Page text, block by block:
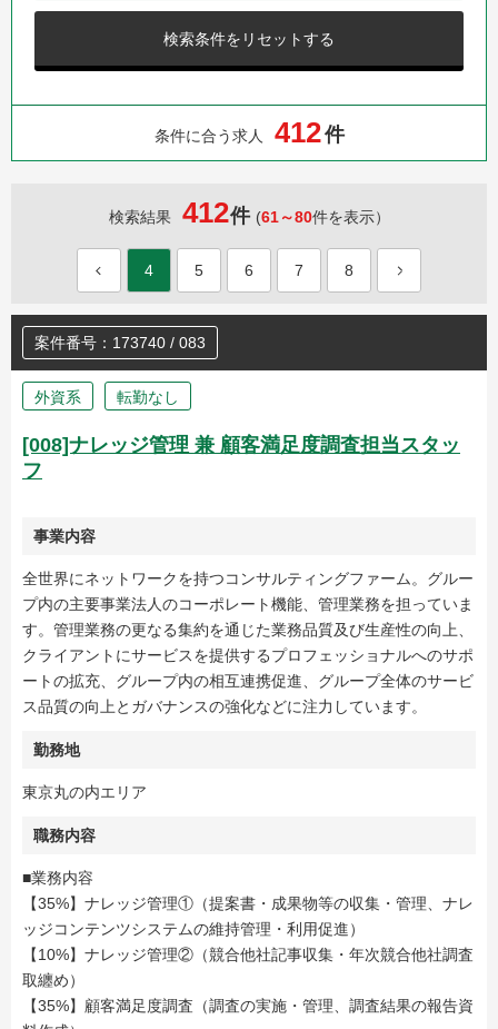
検索条件をリセットする
条件に合う求人 412件
検索結果 412件 (61～80件を表示）
4 5 6 7 8
案件番号：173740 / 083
外資系 転勤なし
[008]ナレッジ管理 兼 顧客満足度調査担当スタッ
フ
事業内容
全世界にネットワークを持つコンサルティングファーム。グルー
プ内の主要事業法人のコーポレート機能、管理業務を担っていま
す。管理業務の更なる集約を通じた業務品質及び生産性の向上、
クライアントにサービスを提供するプロフェッショナルへのサポ
ートの拡充、グループ内の相互連携促進、グループ全体のサービ
ス品質の向上とガバナンスの強化などに注力しています。
勤務地
東京丸の内エリア
職務内容
■業務内容
【35%】ナレッジ管理①（提案書・成果物等の収集・管理、ナレ
ッジコンテンツシステムの維持管理・利用促進）
【10%】ナレッジ管理②（競合他社記事収集・年次競合他社調査
取纏め）
【35%】顧客満足度調査（調査の実施・管理、調査結果の報告資